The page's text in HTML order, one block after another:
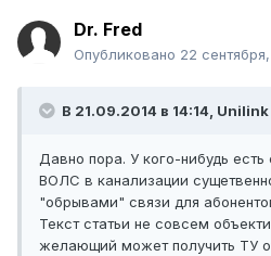
Dr. Fred
Опубликовано 22
В 21.09.2014 в 14:14, Unilink
Давно пора. У кого-нибудь есть
ВОЛС в канализации
"обрывами" связи для
Текст статьи не совсем
желающий может получить ТУ